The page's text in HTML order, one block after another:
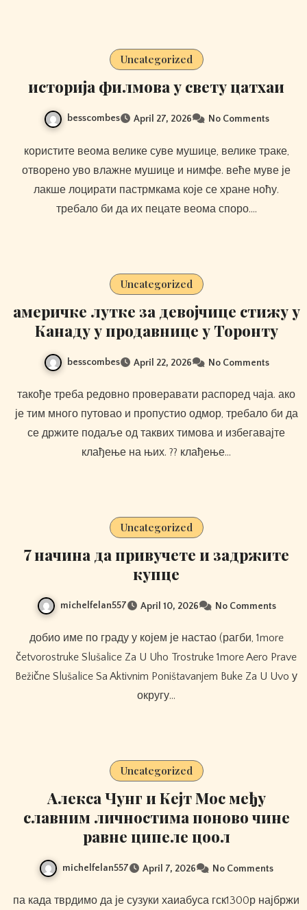
Uncategorized
историја филмова у свету цатхаи
besscombes April 27, 2026 No Comments
користите веома велике суве мушице, велике траке,
отворено уво влажне мушице и нимфе. веће муве је
лакше лоцирати пастрмкама које се хране ноћу.
требало би да их пецате веома споро.…
Uncategorized
америчке лутке за девојчице стижу у
Канаду у продавнице у Торонту
besscombes April 22, 2026 No Comments
такође треба редовно проверавати распоред чаја. ако
је тим много путовао и пропустио одмор, требало би да
се држите подаље од таквих тимова и избегавајте
клађење на њих. ?? клађење…
Uncategorized
7 начина да привучете и задржите
купце
michelfelan557 April 10, 2026 No Comments
добио име по граду у којем је настао (рагби, 1more
četvorostruke Slušalice Za U Uho Trostruke 1more Aero Prave
Bežične Slušalice Sa Aktivnim Poništavanjem Buke Za U Uvo у
округу…
Uncategorized
Алекса Чунг и Кејт Мос међу
славним личностима поново чине
равне ципеле цоол
michelfelan557 April 7, 2026 No Comments
па када тврдимо да је сузуки хаиабуса гск1300р најбржи